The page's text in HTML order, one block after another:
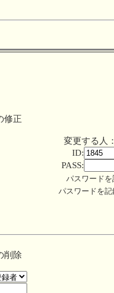
修正
変更する人：
ID:
PASS:
パスワードを
パスワードを記
削除